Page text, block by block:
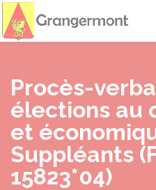
Procès-
élections au
et
Suppléants
15823*04)